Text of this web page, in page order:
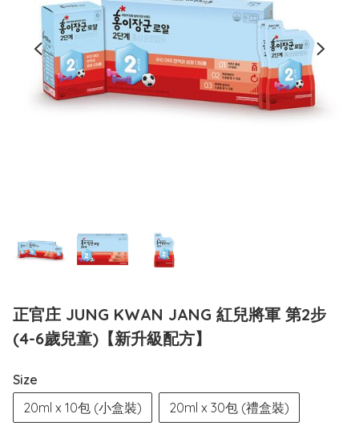
正官庄 JUNG KWAN JANG 紅兒將軍 第2步
(4-6歲兒童)【新升級配方】
Size
20ml x 10包 (小盒裝)
20ml x 30包 (禮盒裝)